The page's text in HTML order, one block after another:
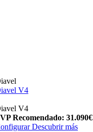
V4
V4
Recomendado: 31.090€
Descubrir más